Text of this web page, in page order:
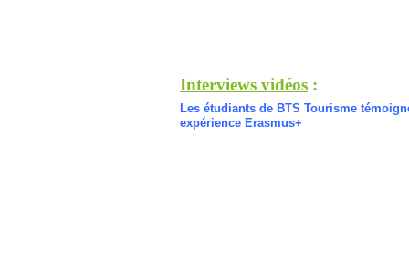
Interviews vidéos :
Les étudiants de BTS Tourisme
expérience Erasmus+